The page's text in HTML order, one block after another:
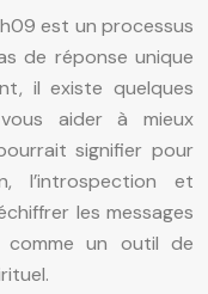
est un processus
de réponse unique
il existe quelques
aider à mieux
signifier pour
l’introspection et
les messages
un outil de